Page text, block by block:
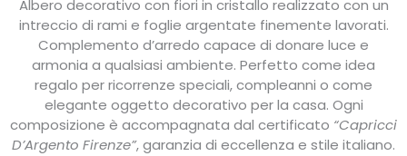
Albero decorativo con fiori in cristallo realizzato con un
intreccio di rami e foglie argentate finemente lavorati.
Complemento d’arredo capace di donare luce e
armonia a qualsiasi ambiente. Perfetto come idea
regalo per ricorrenze speciali, compleanni o come
elegante oggetto decorativo per la casa. Ogni
composizione è accompagnata dal certificato “Capricci
D’Argento Firenze”, garanzia di eccellenza e stile italiano.